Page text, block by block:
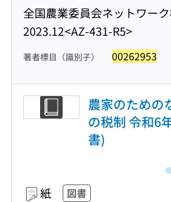
全国農業委員会ネットワー
2023.12<AZ-431-R5>
著者標目（識別子） 00262953
農家のための
の税制 令和6
書)
紙 図書